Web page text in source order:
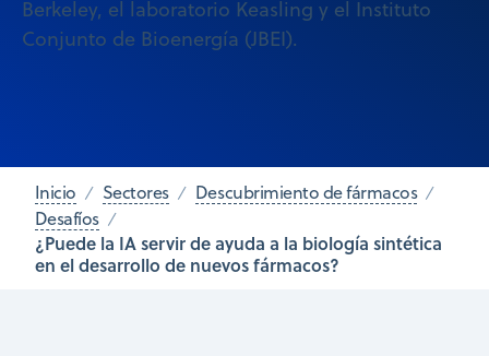
Berkeley, el laboratorio Keasling y el Instituto
Conjunto de Bioenergía (JBEI).
Inicio Sectores
Descubrimiento de fármacos
Desafíos
¿Puede la IA servir de ayuda a la biología sintética
en el desarrollo de nuevos fármacos?